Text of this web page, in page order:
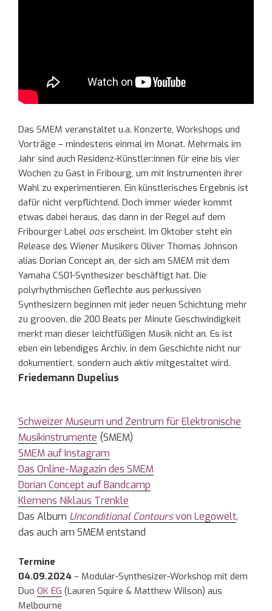
Das SMEM veranstaltet u.a. Konzerte, Workshops und
Vorträge – mindestens einmal im Monat. Mehrmals im
Jahr sind auch Residenz-Künstler:innen für eine bis vier
Wochen zu Gast in Fribourg, um mit Instrumenten ihrer
Wahl zu experimentieren. Ein künstlerisches Ergebnis ist
dafür nicht verpflichtend. Doch immer wieder kommt
etwas dabei heraus, das dann in der Regel auf dem
Fribourger Label ooserscheint. Im Oktober steht ein
Release des Wiener Musikers Oliver Thomas Johnson
alias Dorian Concept an, der sich am SMEM mit dem
Yamaha CS01-Synthesizer beschäftigt hat. Die
polyrhythmischen Geflechte aus perkussiven
Synthesizern beginnen mit jeder neuen Schichtung mehr
zu grooven, die 200 Beats per Minute Geschwindigkeit
merkt man dieser leichtfüßigen Musik nicht an. Es ist
eben ein lebendiges Archiv, in dem Geschichte nicht nur
dokumentiert, sondern auch aktiv mitgestaltet wird.
Friedemann Dupelius
Schweizer Museum und Zentrum für Elektronische
Musikinstrumente (SMEM)
SMEM auf Instagram
Das Online-Magazin des SMEM
Dorian Concept auf Bandcamp
Klemens Niklaus Trenkle
Das Album Unconditional Contoursvon Legowelt,
das auch am SMEM entstand
Termine
04.09.2024 – Modular-Synthesizer-Workshop mit dem
Duo OK EG (Lauren Squire & Matthew Wilson) aus
Melbourne